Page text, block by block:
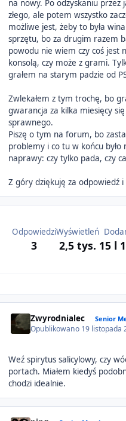
na nowy. Po odzyskaniu przez
złego, ale potem wszystko
możliwe jest, żeby to była
sprzętu, bo za drugim razem
powodu nie wiem czy coś jest
konsolą, czy może z grami.
grałem na starym padzie od
Zwlekałem z tym trochę, bo
gwarancja za kilka miesięcy
sprawnego.
Piszę o tym na forum, bo
problemy i co tu w końcu było
naprawy: czy tylko pada, czy
Z góry dziękuję za odpowiedź
Odpowiedzi
3
Wyświetleń
2,5 tys. 15 l
Zwyrodnialec Senior
Opublikowano 19 listopada
Weź spirytus salicylowy, czy
portach. Miałem kiedyś
chodzi idealnie.